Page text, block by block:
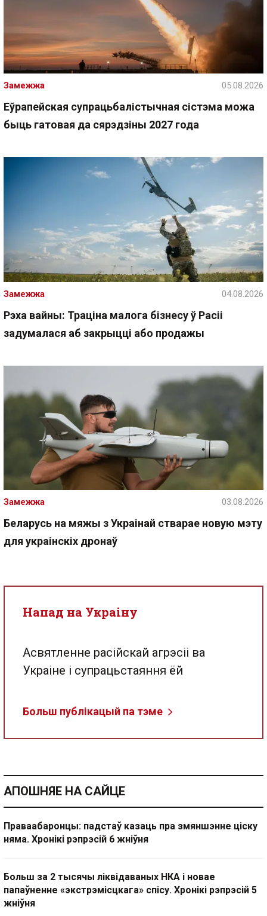
Еўрапейская супрацьбалістычная сістэма можа
быць гатовая да сярэдзіны 2027 года
Замежжа 05.08.2026
Рэха вайны: Траціна малога бізнесу ў Расіі
задумалася аб закрыцці або продажы
Замежжа 04.08.2026
Беларусь на мяжы з Украінай стварае новую мэту
для украінскіх дронаў
Замежжа 03.08.2026
Напад на Украіну
Асвятленне расійскай агрэсіі ва
Украіне і супрацьстаяння ёй
Больш публікацый па тэме
АПОШНЯЕ НА САЙЦЕ
Праваабаронцы: падстаў казаць пра змяншэнне ціску
няма. Хронікі рэпрэсій 6 жніўня
Больш за 2 тысячы ліквідаваных НКА і новае
папаўненне «экстрэмісцкага» спісу. Хронікі рэпрэсій 5
жніўня